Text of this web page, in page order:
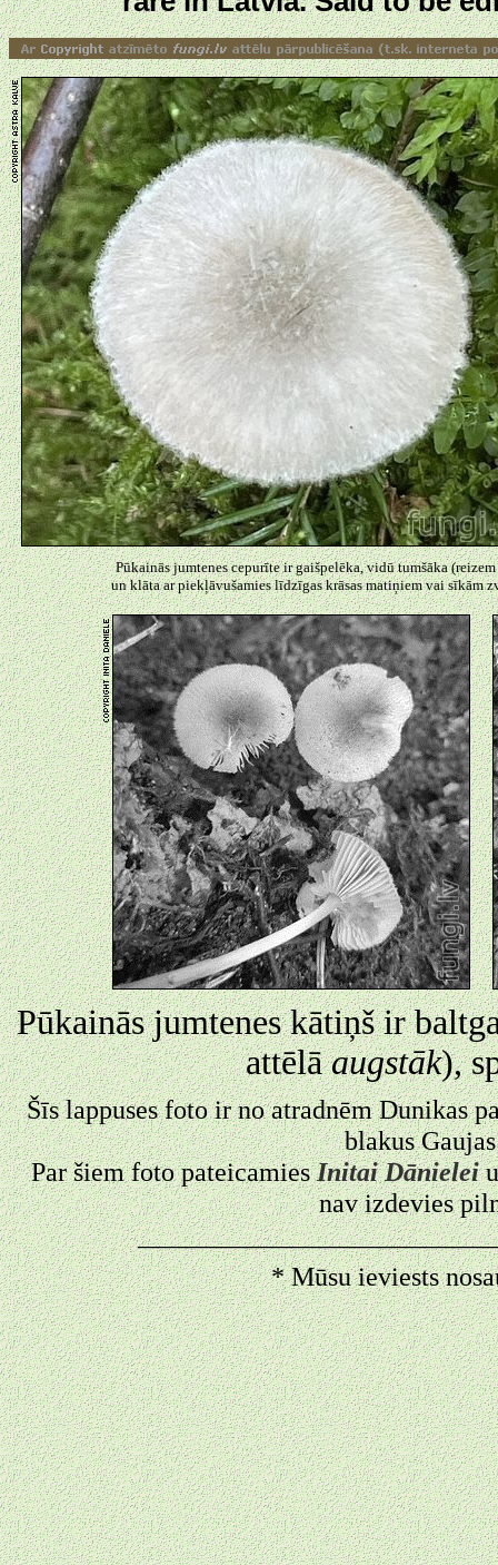
Pūkainās jumtenes cepurīte ir gaišpelēka, vidū tumšāka
un klāta ar piekļāvušamies līdzīgas krāsas matiņiem vai sīkām
Pūkainās jumtenes kātiņš ir
attēlāaugstāk),
Šīs lappuses foto ir no atradnēm Dunikas
blakus
Par šiem foto pateicamiesInitai Dānielei
nav izdevies
* Mūsu ieviests